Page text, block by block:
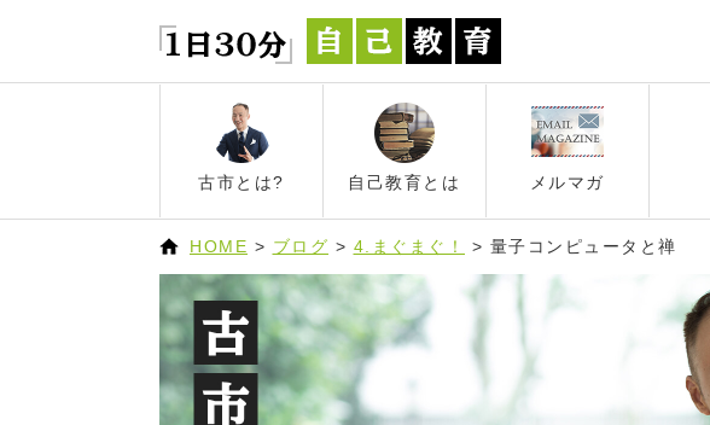
古市とは? 自己教育とは メルマガ
HOME > ブログ > 4.まぐまぐ！ > 量子コンピュータと禅